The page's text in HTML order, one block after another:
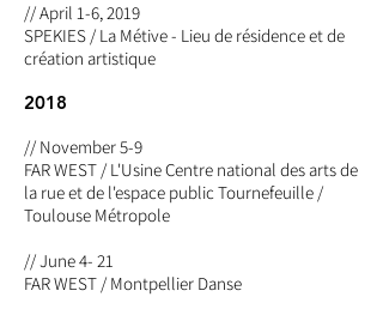
// April 1-6, 2019
SPEKIES / La Métive - Lieu de résidence et de
création artistique
2018
// November 5-9
FAR WEST / L'Usine Centre national des arts de
la rue et de l'espace public Tournefeuille /
Toulouse Métropole
// June 4- 21
FAR WEST / Montpellier Danse